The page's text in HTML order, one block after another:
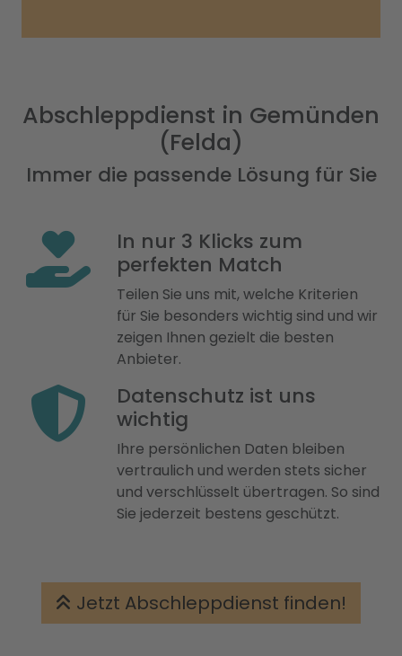
Abschleppdienst in Gemünden
(Felda)
Immer die passende Lösung für Sie
In nur 3 Klicks zum
perfekten Match
Teilen Sie uns mit, welche Kriterien
für Sie besonders wichtig sind und wir
zeigen Ihnen gezielt die besten
Anbieter.
Datenschutz ist uns
wichtig
Ihre persönlichen Daten bleiben
vertraulich und werden stets sicher
und verschlüsselt übertragen. So sind
Sie jederzeit bestens geschützt.
Jetzt Abschleppdienst finden!